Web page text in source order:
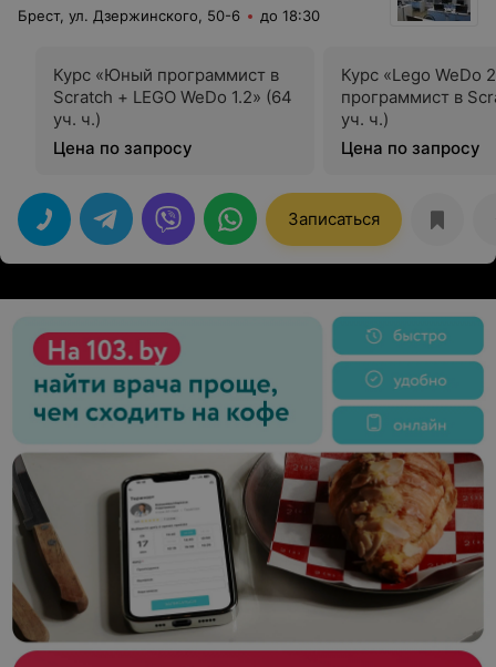
Брест, ул. Дзержинского, 50-6 до 18:30
Курс «Юный программист в
Scratch + LEGO WeDo 1.2» (64
уч. ч.)
Цена по запросу
Курс «Lego WeDo
программист в
уч. ч.)
Цена по запросу
Записаться